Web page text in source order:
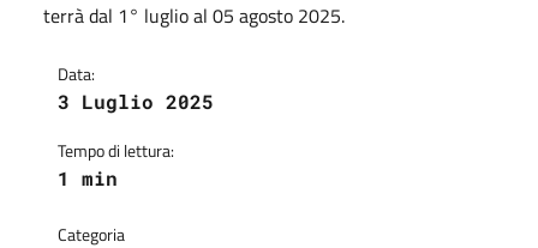
terrà dal 1° luglio al 05 agosto 2025.
Data:
3 Luglio 2025
Tempo di lettura:
1 min
Categoria